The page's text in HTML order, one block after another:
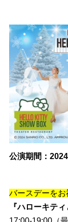
公演期間：
バースデーを
『ハローキテ